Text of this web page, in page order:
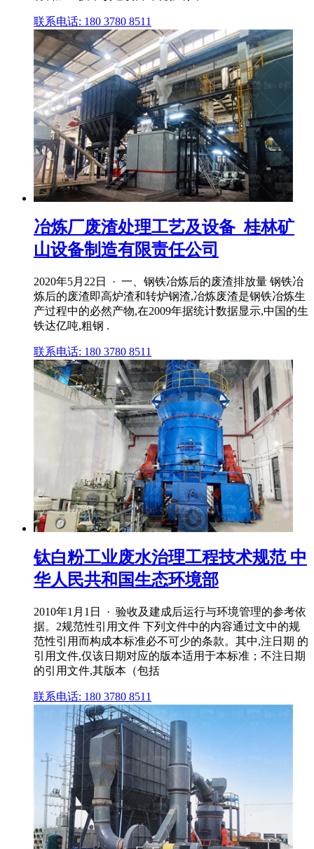
联系电话: 180 3780 8511
冶炼厂废渣处理工艺及设备_桂林矿
山设备制造有限责任公司
2020年5月22日 · 一、钢铁冶炼后的废渣排放量 钢铁冶
炼后的废渣即高炉渣和转炉钢渣,冶炼废渣是钢铁冶炼生
产过程中的必然产物,在2009年据统计数据显示,中国的生
铁达亿吨,粗钢 .
联系电话: 180 3780 8511
钛白粉工业废水治理工程技术规范 中
华人民共和国生态环境部
2010年1月1日 · 验收及建成后运行与环境管理的参考依
据。2规范性引用文件 下列文件中的内容通过文中的规
范性引用而构成本标准必不可少的条款。其中,注日期 的
引用文件,仅该日期对应的版本适用于本标准；不注日期
的引用文件,其版本（包括
联系电话: 180 3780 8511